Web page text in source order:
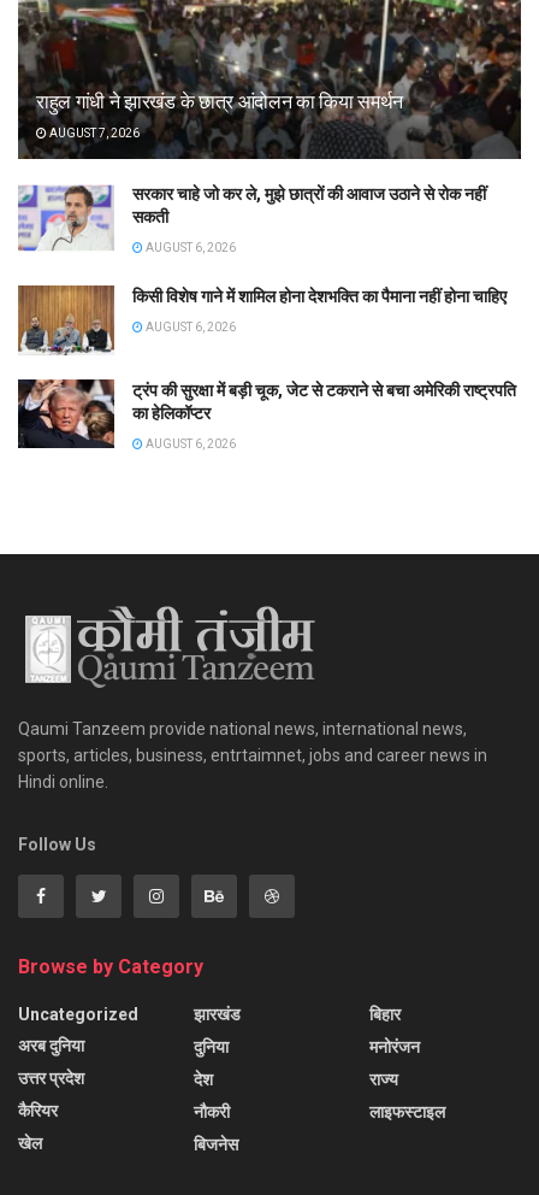
राहुल गांधी ने झारखंड के छात्र आंदोलन का किया समर्थन
AUGUST 7, 2026
सरकार चाहे जो कर ले, मुझे छात्रों की आवाज उठाने से रोक नहीं
सकती
AUGUST 6, 2026
किसी विशेष गाने में शामिल होना देशभक्ति का पैमाना नहीं होना चाहिए
AUGUST 6, 2026
ट्रंप की सुरक्षा में बड़ी चूक, जेट से टकराने से बचा अमेरिकी राष्ट्रपति
का हेलिकॉप्टर
AUGUST 6, 2026
Qaumi Tanzeem provide national news, international news,
sports, articles, business, entrtaimnet, jobs and career news in
Hindi online.
Follow Us
Browse by Category
Uncategorized
अरब दुनिया
उत्तर प्रदेश
कैरियर
खेल
झारखंड
दुनिया
देश
नौकरी
बिजनेस
बिहार
मनोरंजन
राज्य
लाइफस्टाइल